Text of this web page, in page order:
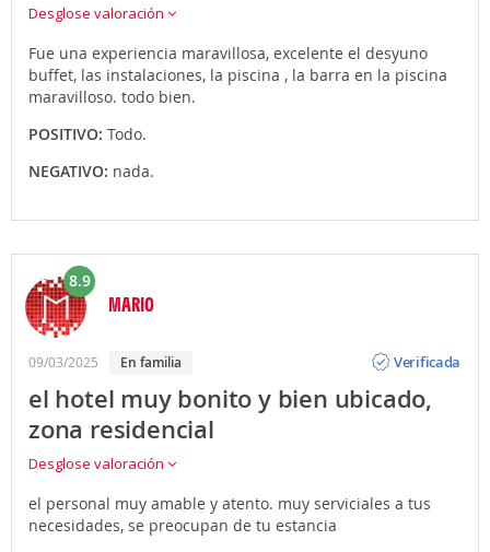
Desglose valoración
Fue una experiencia maravillosa, excelente el desyuno
buffet, las instalaciones, la piscina , la barra en la piscina
maravilloso. todo bien.
POSITIVO: Todo.
NEGATIVO: nada.
8.9
MARIO
09/03/2025 En familia
Verificada
el hotel muy bonito y bien ubicado,
zona residencial
Desglose valoración
el personal muy amable y atento. muy serviciales a tus
necesidades, se preocupan de tu estancia